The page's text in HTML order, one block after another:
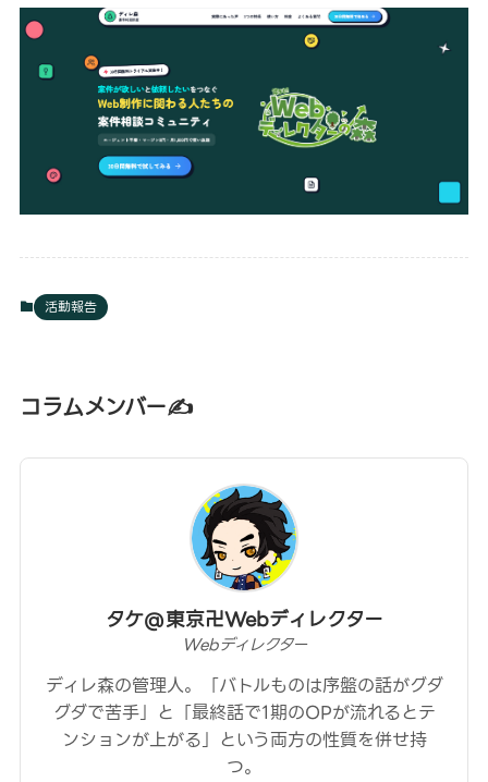
活動報告
コラムメンバー✍
タケ@東京卍Webディレクター
Webディレクター
ディレ森の管理人。「バトルものは序盤の話がグダ
グダで苦手」と「最終話で1期のOPが流れるとテ
ンションが上がる」という両方の性質を併せ持
つ。